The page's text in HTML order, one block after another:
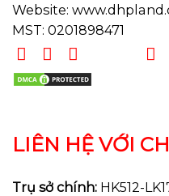
Website:
MST: 0201898471
LIÊN HỆ VỚI
Trụ sở chính: HK512-